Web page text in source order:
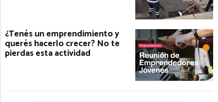
¿Tenés un emprendimiento y
querés hacerlo crecer? No te
pierdas esta actividad